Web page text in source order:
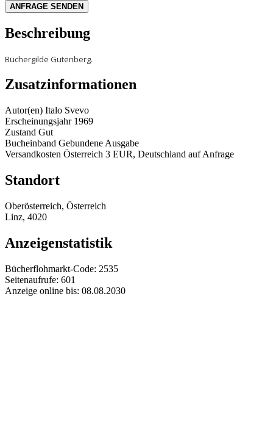
ANFRAGE SENDEN
Beschreibung
Büchergilde Gutenberg.
Zusatzinformationen
Autor(en) Italo Svevo
Erscheinungsjahr 1969
Zustand Gut
Bucheinband Gebundene Ausgabe
Versandkosten Österreich 3 EUR, Deutschland auf Anfrage
Standort
Oberösterreich, Österreich
Linz, 4020
Anzeigenstatistik
Bücherflohmarkt-Code: 2535
Seitenaufrufe: 601
Anzeige online bis: 08.08.2030